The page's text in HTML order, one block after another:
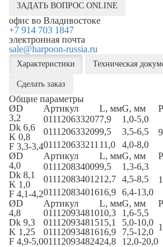
ЗАДАТЬ ВОПРОС ONLINE
офис во Владивостоке
+7 914 703 1847
электронная почта
sale@harpoon-russia.ru
Характеристики Техническая
Сделать заказ
Общие параметры
ØD
Артикул L, ммG, мм
3,2
Dk 6,6
K 0,8
F 3,3-3,4
0111206332077,9
1,0-5,0
0111206332099,5
3,5-6,5
011120633211 11,0
4,0-8,0
ØD
Артикул L, ммG, мм
4,0
Dk 8,1
K 1,0
F 4,1-4,2
0111208340099,5
1,3-6,3
01112083401212,7 4,5-8,5
01112083401616,9 6,4-13,0
ØD
Артикул L, ммG, мм
4,8
Dk 9,3
K 1,25
F 4,9-5,0
01112093481010,3
1,6-5,5
01112093481515,1
5,0-10,0
01112093481616,9
7,5-12,0
01112093482424,8 12,0-20,0